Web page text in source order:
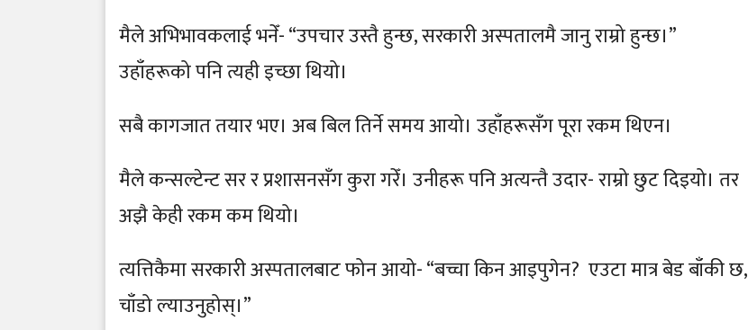
मैले अभिभावकलाई भनेँ- “उपचार उस्तै हुन्छ, सरकारी अस्पतालमै जानु राम्रो हुन्छ।”
उहाँहरूको पनि त्यही इच्छा थियो।
सबै कागजात तयार भए। अब बिल तिर्ने समय आयो। उहाँहरूसँग पूरा रकम थिएन।
मैले कन्सल्टेन्ट सर र प्रशासनसँग कुरा गरेँ। उनीहरू पनि अत्यन्तै उदार- राम्रो छुट दिइयो। तर
अझै केही रकम कम थियो।
त्यत्तिकैमा सरकारी अस्पतालबाट फोन आयो- “बच्चा किन आइपुगेन? एउटा मात्र बेड बाँकी छ,
चाँडो ल्याउनुहोस्।”